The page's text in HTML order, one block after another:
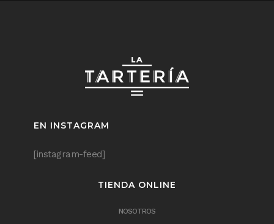
EN INSTAGRAM
[instagram-feed]
TIENDA ONLINE
NOSOTROS